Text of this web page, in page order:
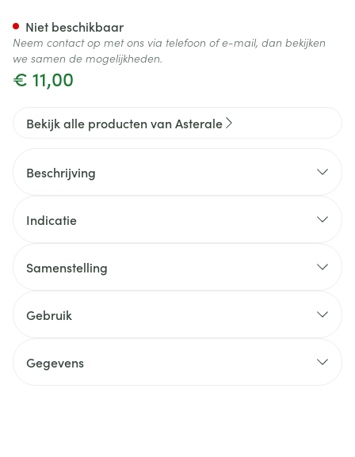
€ 11,00
Niet beschikbaar
Neem contact op met ons via telefoon of e-mail, dan bekijken
we samen de mogelijkheden.
Bekijk alle producten van Asterale
Beschrijving
Indicatie
Samenstelling
Gebruik
Gegevens